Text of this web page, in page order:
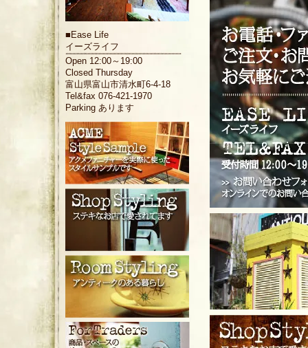
■ Ease Life
イーズライフ
Open 12:00～19:00
Closed Thursday
富山県富山市清水町6-4-18
Tel&fax 076-421-1970
Parking あります